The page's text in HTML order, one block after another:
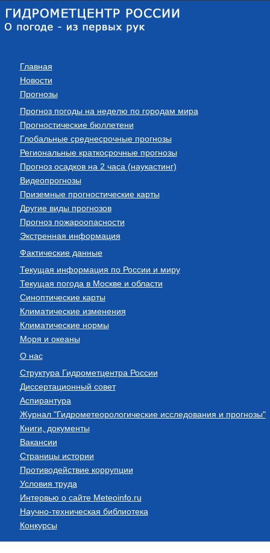
Главная
Новости
Прогнозы
Прогноз погоды на неделю по городам мира
Прогностические бюллетени
Глобальные среднесрочные прогнозы
Региональные краткосрочные прогнозы
Прогноз осадков на 2 часа (наукастинг)
Видеопрогнозы
Приземные прогностические карты
Другие виды прогнозов
Прогноз пожароопасности
Экстренная информация
Фактические данные
Текущая информация по России и миру
Текущая погода в Москве и области
Синоптические карты
Климатические изменения
Климатические нормы
Моря и океаны
О нас
Структура Гидрометцентра России
Диссертационный совет
Аспирантура
Журнал "Гидрометеорологические исследования и прогнозы"
Книги, документы
Вакансии
Страницы истории
Противодействие коррупции
Условия труда
Интервью о сайте Meteoinfo.ru
Научно-техническая библиотека
Конкурсы